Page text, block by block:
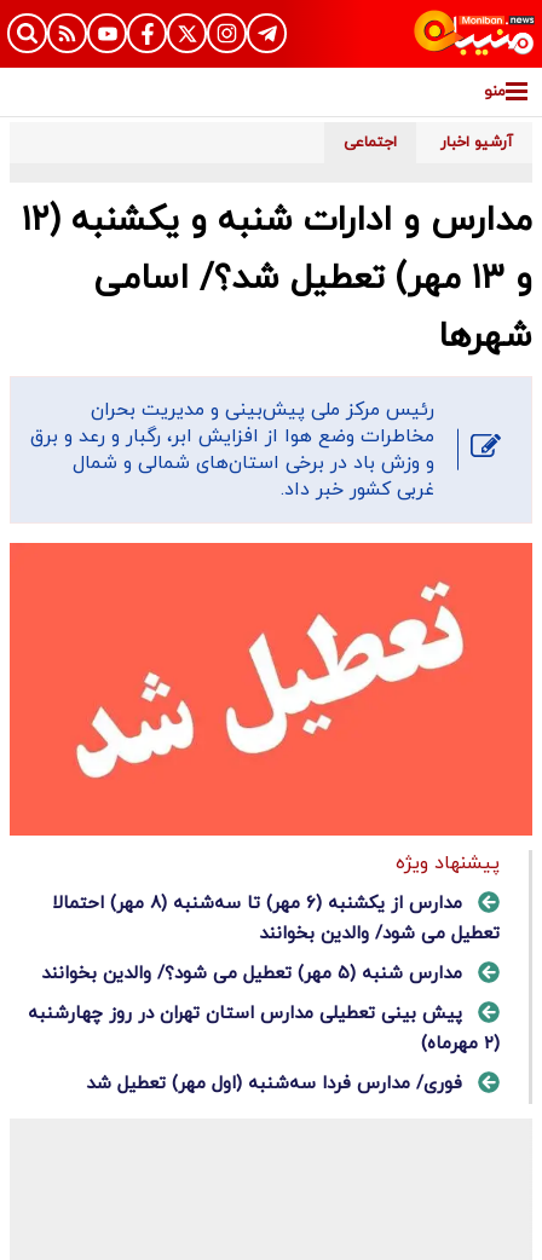
منو
آرشیو اخبار اجتماعی
مدارس و ادارات شنبه و یکشنبه (۱۲
و ۱۳ مهر) تعطیل شد؟/ اسامی
شهرها
رئیس مرکز ملی پیش‌بینی و مدیریت بحران
مخاطرات وضع هوا از افزایش ابر، رگبار و رعد و برق
و وزش باد در برخی استان‌های شمالی و شمال
غربی کشور خبر داد.
پیشنهاد ویژه
مدارس از یکشنبه (۶ مهر) تا سه‌شنبه (۸ مهر) احتمالا
تعطیل می شود/ والدین بخوانند
مدارس شنبه (۵ مهر) تعطیل می شود؟/ والدین بخوانند
پیش بینی تعطیلی مدارس استان تهران در ‌روز چهارشنبه
(۲ مهرماه)
فوری/ مدارس فردا سه‌شنبه (اول مهر) تعطیل شد